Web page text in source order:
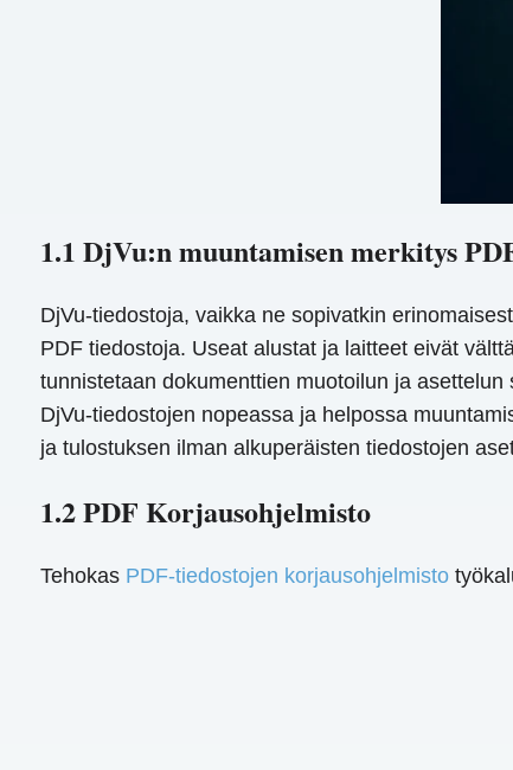
1.1 DjVu:n muuntamisen merkitys
DjVu-tiedostoja, vaikka ne sopivatkin
PDF tiedostoja. Useat alustat ja laitteet eivät
tunnistetaan dokumenttien muotoilun ja
DjVu-tiedostojen nopeassa ja helpossa
ja tulostuksen ilman alkuperäisten tiedostojen
1.2 PDF Korjausohjelmisto
Tehokas PDF-tiedostojen korjausohjelmisto